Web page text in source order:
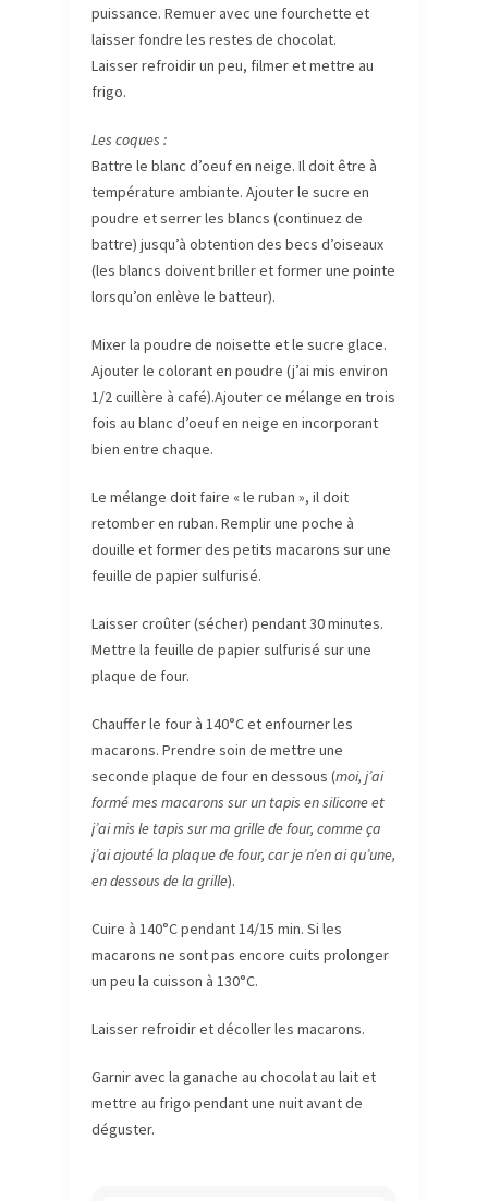
puissance. Remuer avec une fourchette et
laisser fondre les restes de chocolat.
Laisser refroidir un peu, filmer et mettre au
frigo.
Les coques :
Battre le blanc d’oeuf en neige. Il doit être à
température ambiante. Ajouter le sucre en
poudre et serrer les blancs (continuez de
battre) jusqu’à obtention des becs d’oiseaux
(les blancs doivent briller et former une pointe
lorsqu’on enlève le batteur).
Mixer la poudre de noisette et le sucre glace.
Ajouter le colorant en poudre (j’ai mis environ
1/2 cuillère à café).Ajouter ce mélange en trois
fois au blanc d’oeuf en neige en incorporant
bien entre chaque.
Le mélange doit faire « le ruban », il doit
retomber en ruban. Remplir une poche à
douille et former des petits macarons sur une
feuille de papier sulfurisé.
Laisser croûter (sécher) pendant 30 minutes.
Mettre la feuille de papier sulfurisé sur une
plaque de four.
Chauffer le four à 140°C et enfourner les
macarons. Prendre soin de mettre une
seconde plaque de four en dessous (moi, j’ai
formé mes macarons sur un tapis en silicone et
j’ai mis le tapis sur ma grille de four, comme ça
j’ai ajouté la plaque de four, car je n’en ai qu’une,
en dessous de la grille).
Cuire à 140°C pendant 14/15 min. Si les
macarons ne sont pas encore cuits prolonger
un peu la cuisson à 130°C.
Laisser refroidir et décoller les macarons.
Garnir avec la ganache au chocolat au lait et
mettre au frigo pendant une nuit avant de
déguster.